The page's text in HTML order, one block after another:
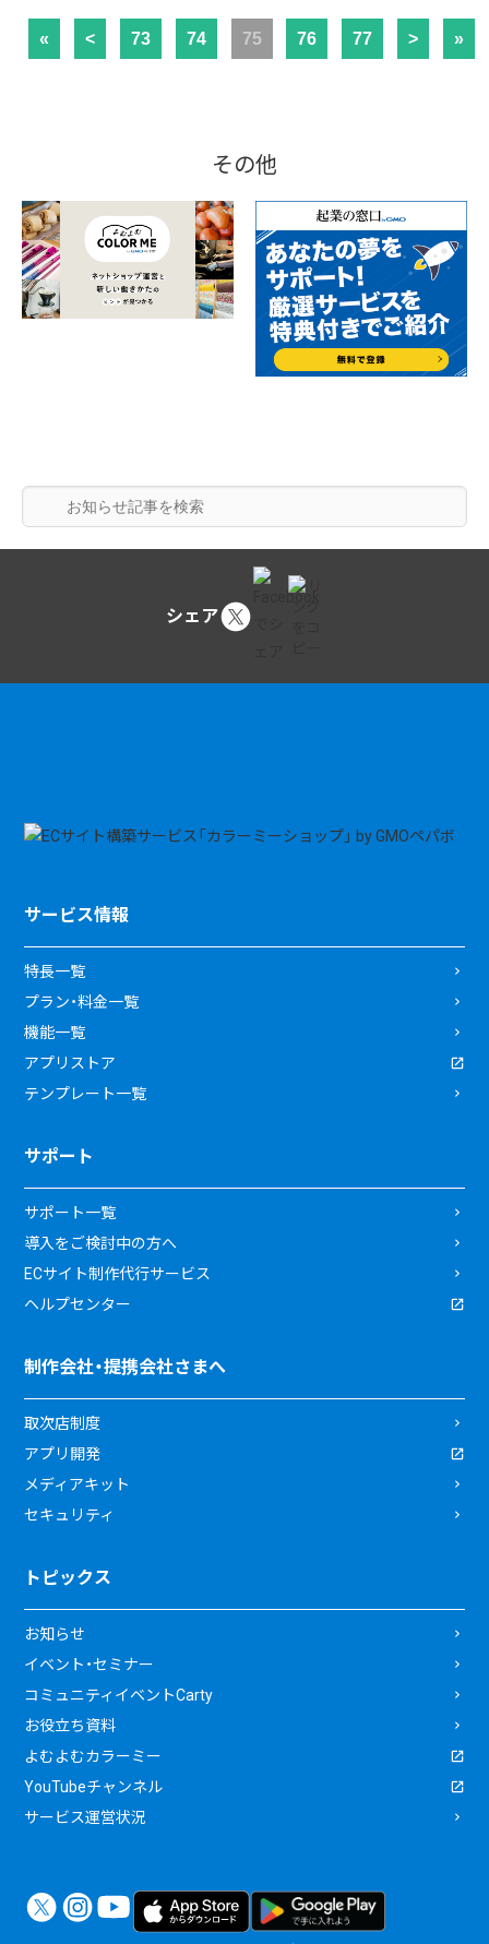
« < 73 74 75 76 77 > »
その他
シェア
サービス情報
特長一覧
プラン・料金一覧
機能一覧
アプリストア
テンプレート一覧
サポート
サポート一覧
導入をご検討中の方へ
ECサイト制作代行サービス
ヘルプセンター
制作会社・提携会社さまへ
取次店制度
アプリ開発
メディアキット
セキュリティ
トピックス
お知らせ
イベント・セミナー
コミュニティイベントCarty
お役立ち資料
よむよむカラーミー
YouTubeチャンネル
サービス運営状況